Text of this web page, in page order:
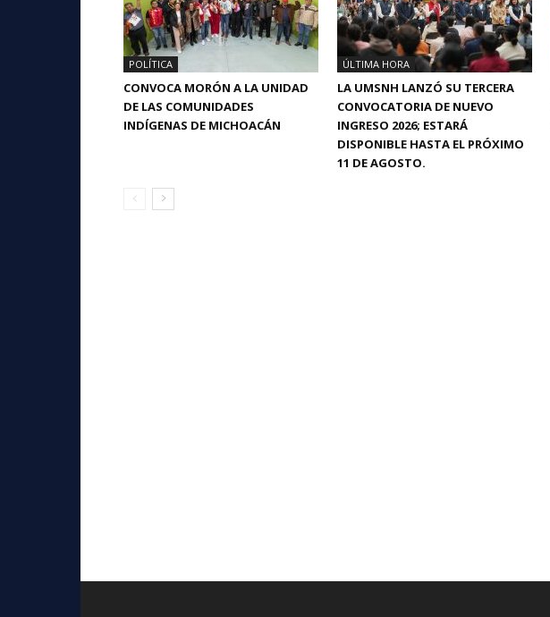
POLÍTICA
CONVOCA MORÓN A LA UNIDAD
DE LAS COMUNIDADES
INDÍGENAS DE MICHOACÁN
ÚLTIMA HORA
LA UMSNH LANZÓ SU TERCERA
CONVOCATORIA DE NUEVO
INGRESO 2026; ESTARÁ
DISPONIBLE HASTA EL PRÓXIMO
11 DE AGOSTO.